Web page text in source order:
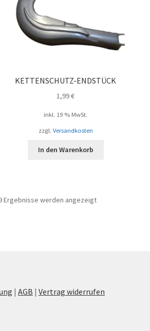
KETTENSCHUTZ-ENDSTÜCK
1,99€
inkl. 19 % MwSt.
zzgl. Versandkosten
In den Warenkorb
Ergebnisse werden angezeigtNach
|AGB |Vertrag widerrufen